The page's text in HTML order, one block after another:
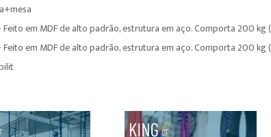
Feito em MDF de alto padrão, estrutura em aço. Comporta 200 kg
Feito em MDF de alto padrão, estrutura em aço. Comporta 200 kg